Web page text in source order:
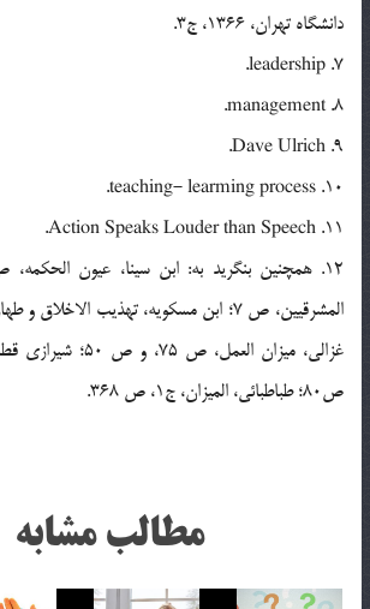
دانشگاه تهران، 1366، ج3.
7. leadership.
8. management.
9. Dave Ulrich.
10. teaching- learming process.
11. Action Speaks Louder than Speech.
غزالي، ميزان العمل، ص
ص80؛ طباطبائي، الميزان، ج1، ص 368.
مطالب مشابه